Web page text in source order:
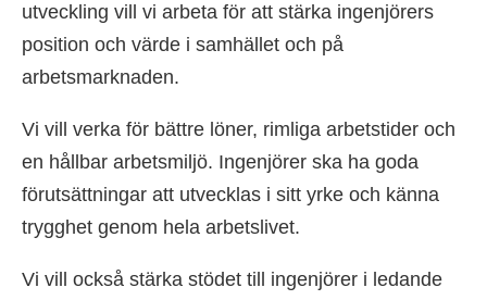
utveckling vill vi arbeta för att stärka ingenjörers
position och värde i samhället och på
arbetsmarknaden.
Vi vill verka för bättre löner, rimliga arbetstider och
en hållbar arbetsmiljö. Ingenjörer ska ha goda
förutsättningar att utvecklas i sitt yrke och känna
trygghet genom hela arbetslivet.
Vi vill också stärka stödet till ingenjörer i ledande